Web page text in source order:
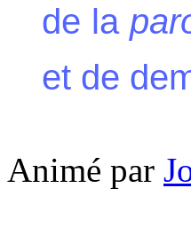
de la
et de
Animé par